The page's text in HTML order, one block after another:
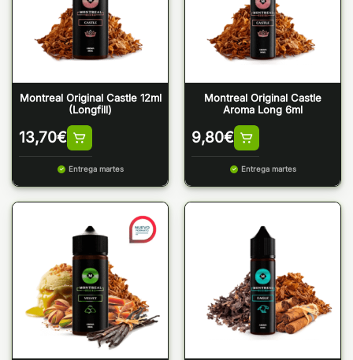
Montreal Original Castle 12ml
(Longfill)
13,70€
Entrega martes
Montreal Original Castle
Aroma Long 6ml
9,80€
Entrega martes